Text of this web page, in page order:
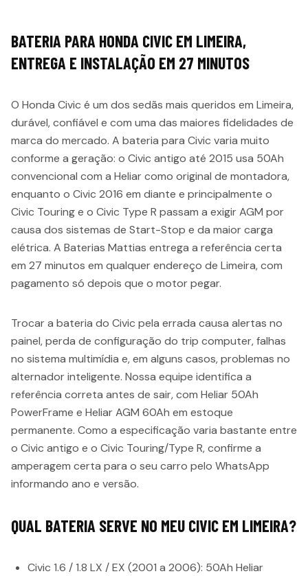
BATERIA PARA HONDA CIVIC EM LIMEIRA,
ENTREGA E INSTALAÇÃO EM 27 MINUTOS
O Honda Civic é um dos sedãs mais queridos em Limeira,
durável, confiável e com uma das maiores fidelidades de
marca do mercado. A bateria para Civic varia muito
conforme a geração: o Civic antigo até 2015 usa 50Ah
convencional com a Heliar como original de montadora,
enquanto o Civic 2016 em diante e principalmente o
Civic Touring e o Civic Type R passam a exigir AGM por
causa dos sistemas de Start-Stop e da maior carga
elétrica. A Baterias Mattias entrega a referência certa
em 27 minutos em qualquer endereço de Limeira, com
pagamento só depois que o motor pegar.
Trocar a bateria do Civic pela errada causa alertas no
painel, perda de configuração do trip computer, falhas
no sistema multimídia e, em alguns casos, problemas no
alternador inteligente. Nossa equipe identifica a
referência correta antes de sair, com Heliar 50Ah
PowerFrame e Heliar AGM 60Ah em estoque
permanente. Como a especificação varia bastante entre
o Civic antigo e o Civic Touring/Type R, confirme a
amperagem certa para o seu carro pelo WhatsApp
informando ano e versão.
QUAL BATERIA SERVE NO MEU CIVIC EM LIMEIRA?
Civic 1.6 / 1.8 LX / EX (2001 a 2006): 50Ah Heliar